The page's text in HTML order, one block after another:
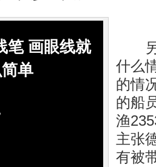
笔 画眼线就
单
另
什么
的情
的船
渔
主张
有被